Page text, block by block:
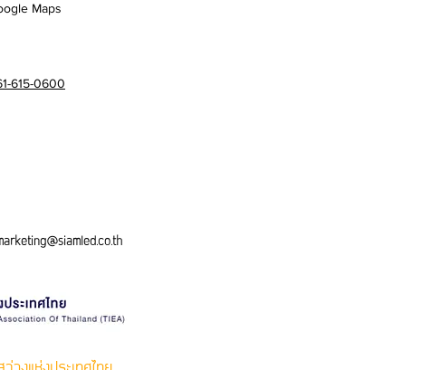
Maps
615-0600